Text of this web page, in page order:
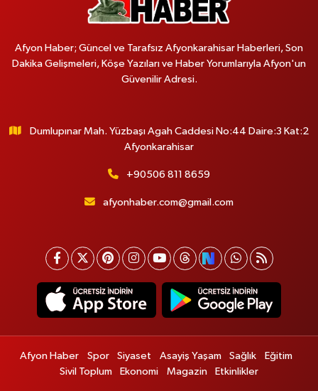
Afyon Haber; Güncel ve Tarafsız Afyonkarahisar Haberleri, Son
Dakika Gelişmeleri, Köşe Yazıları ve Haber Yorumlarıyla Afyon'un
Güvenilir Adresi.
Dumlupınar Mah. Yüzbaşı Agah Caddesi No:44 Daire:3 Kat:2
Afyonkarahisar
+90506 811 8659
afyonhaber.com@gmail.com
Afyon Haber Spor Siyaset Asayiş Yaşam Sağlık
Eğitim
Sivil Toplum
Ekonomi Magazin Etkinlikler